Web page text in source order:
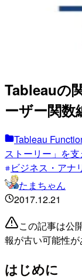
Tableauの
ーザー関数
Tableau
ストーリー」を
ビジネス・アナ
たまちゃん
2017.12.21
この記事は公
報が古い可能性が
はじめに